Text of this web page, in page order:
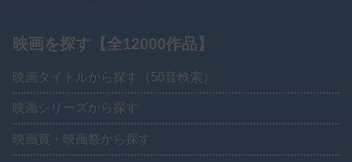
映画を探す【全12000作品】
映画タイトルから探す（50音検索）
映画シリーズから探す
映画賞・映画祭から探す